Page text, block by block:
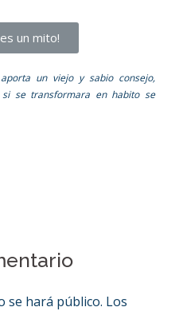
un mito!
un viejo y sabio consejo,
si se transformara en habito se
se hará público. Los